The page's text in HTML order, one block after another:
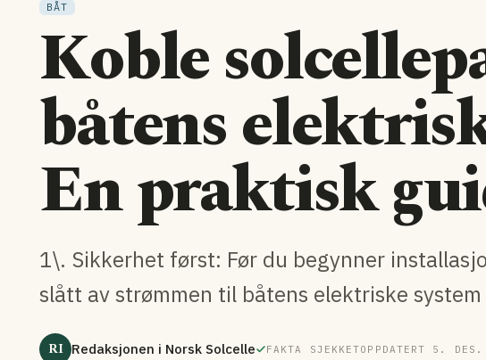
BÅT
Koble
båtens
En praktisk
1\. Sikkerhet først: Før du begynner
slått av strømmen til båtens elektriske
RI Redaksjonen i Norsk Solcelle FAKTA SJEKKETOPPDATERT 5.